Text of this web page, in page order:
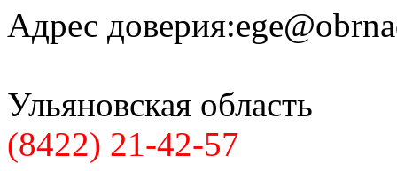
Адрес доверия:
Ульяновская область
(8422) 21-42-57